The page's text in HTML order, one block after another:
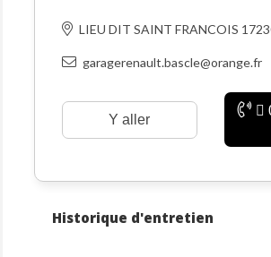
LIEU DIT SAINT FRANCOIS
garagerenault.bascle@orange.fr
Y aller
Historique d'entretien